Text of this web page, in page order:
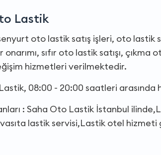
Lastik
oto lastik satış işleri, oto
sıfır oto lastik satışı, çıkma
hizmetleri verilmektedir.
08:00 - 20:00 saatleri
: Saha Oto Lastik İstanbul
vasıta lastik servisi,Lastik otel